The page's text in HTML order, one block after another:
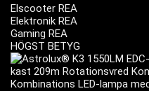
Elscooter REA
Elektronik REA
Gaming REA
HÖGST BETYG